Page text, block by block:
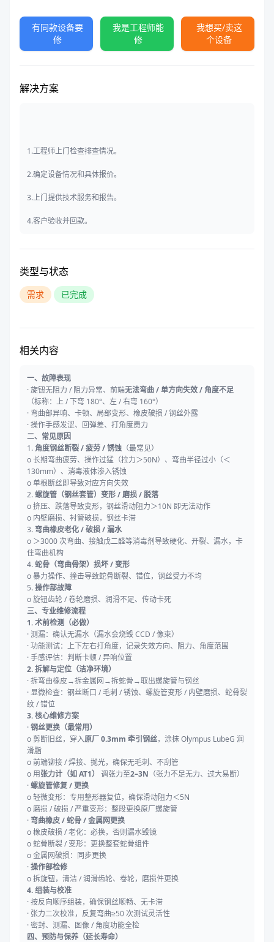
有同款设备要
修
我是工程师能
修
我想买/卖这
个设备
解决方案
1.工程师上门检查排查情况。
2.确定设备情况和具体报价。
3.上门提供技术服务和报告。
4.客户验收并回款。
类型与状态
需求 已完成
相关内容
一、故障表现
· 旋钮无阻力 / 阻力异常、前端无法弯曲 / 单方向失效 / 角度不足
（标称：上 / 下弯 180°、左 / 右弯 160°）
· 弯曲部异响、卡顿、局部变形、橡皮破损 / 钢丝外露
· 操作手感发涩、回弹差、打角度费力
二、常见原因
1.角度钢丝断裂 / 疲劳 / 锈蚀 （最常见）
o 长期弯曲疲劳、操作过猛（拉力＞50N）、弯曲半径过小（＜
130mm）、消毒液体渗入锈蚀
o 单根断丝即导致对应方向失效
2.螺旋管（钢丝套管）变形 / 磨损 / 脱落
o 挤压、跌落导致变形，钢丝滑动阻力＞10N 即无法动作
o 内壁磨损、衬管破损，钢丝卡滞
3.弯曲橡皮老化 / 破损 / 漏水
o ＞3000 次弯曲、接触戊二醛等消毒剂导致硬化、开裂、漏水，卡
住弯曲机构
4.蛇骨（弯曲骨架）损坏 / 变形
o 暴力操作、撞击导致蛇骨断裂、错位，钢丝受力不均
5.操作部故障
o 旋钮齿轮 / 卷轮磨损、润滑不足、传动卡死
三、专业维修流程
1. 术前检测（必做）
· 测漏：确认无漏水（漏水会烧毁 CCD / 像束）
· 功能测试：上下左右打角度，记录失效方向、阻力、角度范围
· 手感评估：判断卡顿 / 异响位置
2. 拆解与定位（洁净环境）
· 拆弯曲橡皮→拆金属网→拆蛇骨→取出螺旋管与钢丝
· 显微检查：钢丝断口 / 毛刺 / 锈蚀、螺旋管变形 / 内壁磨损、蛇骨裂
纹 / 错位
3. 核心维修方案
·钢丝更换（最常用）
o 剪断旧丝，穿入原厂 0.3mm 牵引钢丝，涂抹 Olympus LubeG 润
滑脂
o 前端铆接 / 焊接、抛光，确保无毛刺、不刮管
o 用张力计（如 AT1） 调张力至2–3N （张力不足无力、过大易断）
·螺旋管修复 / 更换
o 轻微变形：专用整形器复位，确保滑动阻力＜5N
o 磨损 / 破损 / 严重变形：整段更换原厂螺旋管
·弯曲橡皮 / 蛇骨 / 金属网更换
o 橡皮破损 / 老化：必换，否则漏水毁镜
o 蛇骨断裂 / 变形：更换整套蛇骨组件
o 金属网破损：同步更换
·操作部检修
o 拆旋钮，清洁 / 润滑齿轮、卷轮，磨损件更换
4. 组装与校准
· 按反向顺序组装，确保钢丝顺畅、无卡滞
· 张力二次校准，反复弯曲≥50 次测试灵活性
· 密封、测漏、图像 / 角度功能全检
四、预防与保养（延长寿命）